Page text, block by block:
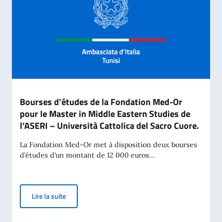
Bourses d’études de la Fondation Med-Or
pour le Master in Middle Eastern Studies de
l’ASERI – Università Cattolica del Sacro Cuore.
La Fondation Med-Or met à disposition deux bourses
d’études d’un montant de 12 000 euros...
Lire la suiteBourses d’études de la Fondation Med-Or pour le